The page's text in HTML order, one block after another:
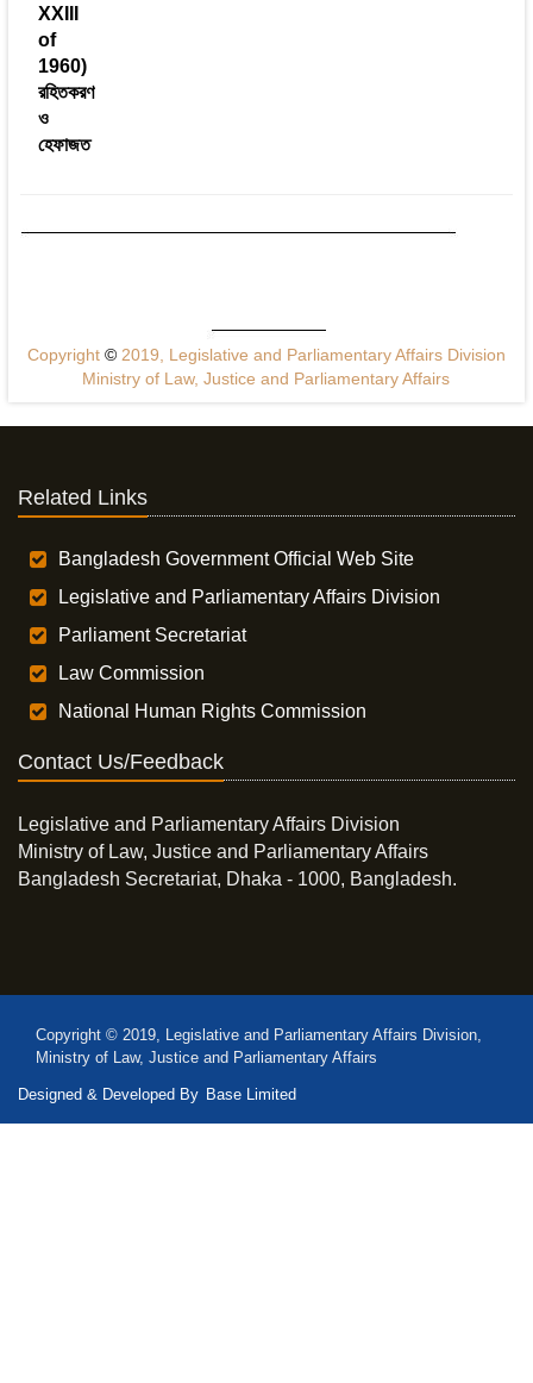
XXIII
of
1960)
রহিতকরণ
ও
হেফাজত
Copyright ©2019, Legislative and Parliamentary Affairs Division
Ministry of Law, Justice and Parliamentary Affairs
Related Links
Bangladesh Government Official Web Site
Legislative and Parliamentary Affairs Division
Parliament Secretariat
Law Commission
National Human Rights Commission
Contact Us/Feedback
Legislative and Parliamentary Affairs Division
Ministry of Law, Justice and Parliamentary Affairs
Bangladesh Secretariat, Dhaka - 1000, Bangladesh.
Copyright © 2019, Legislative and Parliamentary Affairs Division,
Ministry of Law, Justice and Parliamentary Affairs
Designed & Developed By Base Limited